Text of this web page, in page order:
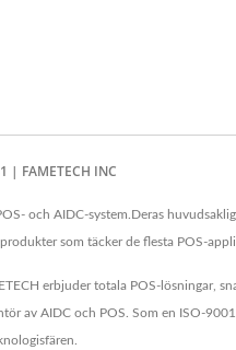
| FAMETECH INC
och AIDC-system.Deras
som täcker de flesta POS-
erbjuder totala POS-lösningar,
av AIDC och POS. Som en ISO-